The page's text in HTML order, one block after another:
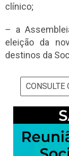
clínico;
– a
eleição da
destinos da
CONSULTE